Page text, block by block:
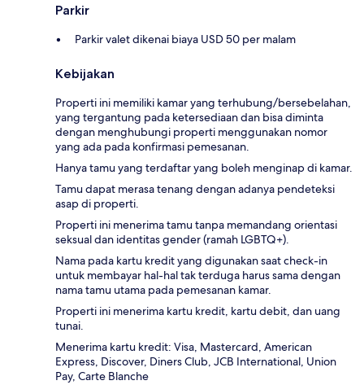
Parkir
Parkir valet dikenai biaya USD 50 per malam
Kebijakan
Properti ini memiliki kamar yang terhubung/bersebelahan,
yang tergantung pada ketersediaan dan bisa diminta
dengan menghubungi properti menggunakan nomor
yang ada pada konfirmasi pemesanan.
Hanya tamu yang terdaftar yang boleh menginap di kamar.
Tamu dapat merasa tenang dengan adanya pendeteksi
asap di properti.
Properti ini menerima tamu tanpa memandang orientasi
seksual dan identitas gender (ramah LGBTQ+).
Nama pada kartu kredit yang digunakan saat check-in
untuk membayar hal-hal tak terduga harus sama dengan
nama tamu utama pada pemesanan kamar.
Properti ini menerima kartu kredit, kartu debit, dan uang
tunai.
Menerima kartu kredit: Visa, Mastercard, American
Express, Discover, Diners Club, JCB International, Union
Pay, Carte Blanche